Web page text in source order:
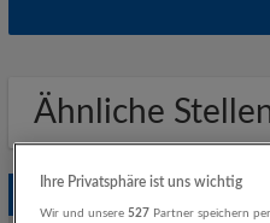
Ähnliche
Ihre Privatsphäre ist uns wichtig
Wir und unsere527 Partner speichern